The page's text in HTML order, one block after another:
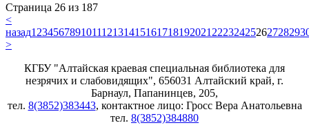
Страница 26 из 187
<
назад1 23456789101112131415161718192021 2223242526272829
>
КГБУ "Алтайская краевая специальная библиотека для
незрячих и слабовидящих", 656031 Алтайский край, г.
Барнаул, Папанинцев, 205,
тел. 8(3852)383443, контактное лицо: Гросс Вера Анатольевна
тел. 8(3852)384880